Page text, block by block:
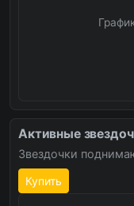
Активные
Звездочки
Купить